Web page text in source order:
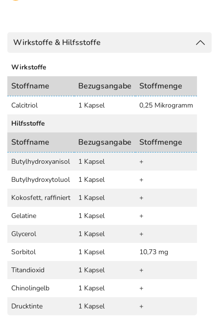
Wirkstoffe & Hilfsstoffe
Wirkstoffe
Stoffname Bezugsangabe Stoffmenge
Calcitriol 1 Kapsel
0,25 Mikrogramm
Hilfsstoffe
Stoffname Bezugsangabe Stoffmenge
Butylhydroxyanisol 1 Kapsel
+
Butylhydroxytoluol
1 Kapsel
+
Kokosfett, raffiniert
1 Kapsel
+
Gelatine
1 Kapsel
+
Glycerol
1 Kapsel
+
Sorbitol
1 Kapsel
10,73 mg
Titandioxid
1 Kapsel
+
Chinolingelb
1 Kapsel
+
Drucktinte
1 Kapsel +